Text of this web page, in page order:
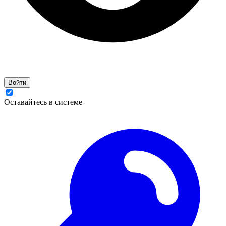
Войти
Оставайтесь в системе